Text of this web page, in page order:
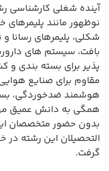
آینده شغلی کارشناسی
نوظهور مانند پلیمرهای
شکلی، پلیمرهای رسانا
بافت، سیستم های
پذیر برای بسته بندی و
مقاوم برای صنایع
هوشمند ضدخوردگی،
همگی به دانش عمیق
بدون حضور متخصصان
التحصیلان این رشته در
گرفت.